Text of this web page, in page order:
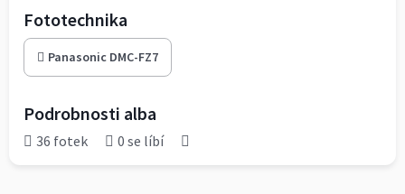
Fototechnika
Panasonic DMC-FZ7
Podrobnosti alba
36 fotek 0 se líbí